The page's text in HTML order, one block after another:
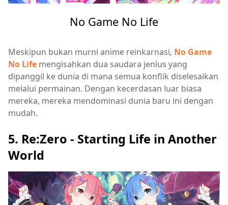
No Game No Life
Meskipun bukan murni anime reinkarnasi, No Game
No Life mengisahkan dua saudara jenius yang
dipanggil ke dunia di mana semua konflik diselesaikan
melalui permainan. Dengan kecerdasan luar biasa
mereka, mereka mendominasi dunia baru ini dengan
mudah.
5. Re:Zero - Starting Life in Another
World